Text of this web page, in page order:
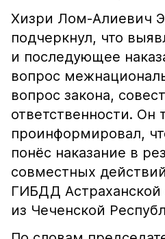
Хизри Лом-Алиевич
подчеркнул, что
и последующее
вопрос
вопрос закона,
ответственности. Он
проинформировал,
понёс наказание в
совместных
ГИБДД Астраханской
из Чеченской